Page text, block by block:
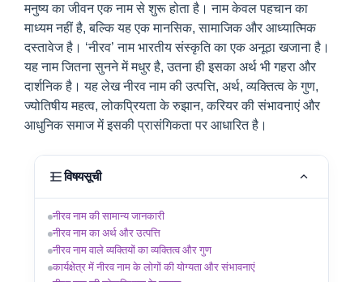
मनुष्य का जीवन एक नाम से शुरू होता है। नाम केवल पहचान का
माध्यम नहीं है, बल्कि यह एक मानसिक, सामाजिक और आध्यात्मिक
दस्तावेज है। ‘नीरव’ नाम भारतीय संस्कृति का एक अनूठा खजाना है।
यह नाम जितना सुनने में मधुर है, उतना ही इसका अर्थ भी गहरा और
दार्शनिक है। यह लेख नीरव नाम की उत्पत्ति, अर्थ, व्यक्तित्व के गुण,
ज्योतिषीय महत्व, लोकप्रियता के रुझान, करियर की संभावनाएं और
आधुनिक समाज में इसकी प्रासंगिकता पर आधारित है।
विषयसूची
नीरव नाम की सामान्य जानकारी
नीरव नाम का अर्थ और उत्पत्ति
नीरव नाम वाले व्यक्तियों का व्यक्तित्व और गुण
कार्यक्षेत्र में नीरव नाम के लोगों की योग्यता और संभावनाएं